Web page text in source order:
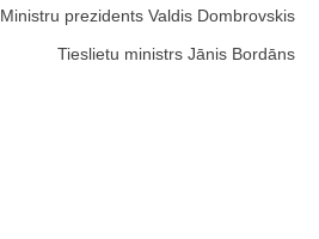
Ministru prezidents Valdis Dombrovskis
Tieslietu ministrs Jānis Bordāns